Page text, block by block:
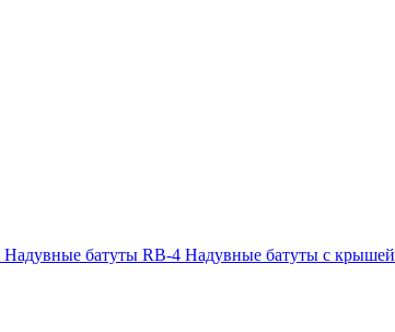
Надувные батуты RB-4 Надувные батуты с крышей